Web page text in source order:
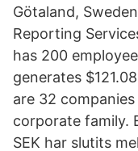
Götaland,
Reporting
has 200
generates
are 32
corporate family.
SEK har slutits